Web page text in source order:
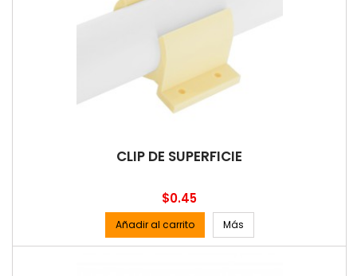
CLIP DE SUPERFICIE
Precio
$0.45
Añadir al carrito Más